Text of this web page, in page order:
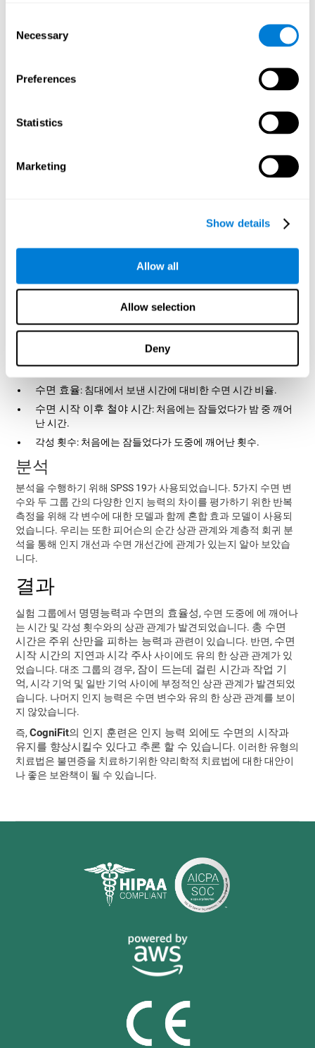
Selection
Necessary
Preferences
Statistics
Marketing
Show details
Allow all
Allow selection
Deny
노인 센터에서 공지 및 협의를 통해 참가자들과 연락을 취했습니
지 하는것에 대해 불평하는 노인들이었습니다. 또한, 적어도 6 개월
전부터 수면의 질이 좋지 않아야했습니다. MMSE (간이정신상태평
및 간단한 긴장감 설문지에서 60점 미만을 획득한 참가자들은 배
제되었습니다. 또한, 시각, 청각, 의학이나 신경 관련 질병, 알코올
및 중추 신경계에 영향을 미치는 약물을 복용하는 (수면을 위해 복
용하는 경우를 제외하고) 참가자들도 연구에서 배제되었습니다.
가자의 실행에 적응하지 않으며 어떤 종류의 피드백도 주지 않는 8
측정 변수
참여자의 손목에에 배치 된 장치를 사용하여 다음 사항들을 평가하
였습니다:
: 침대에 누울때부터 일어날때까지의 시간.
수면 효율: 침대에서 보낸 시간에 대비한 수면 시간 비율.
수면 시작 이후 철야 시간: 처음에는 잠들었다가 밤 중 깨어
난 시간.
각성 횟수: 처음에는 잠들었다가 도중에 깨어난 횟수.
분석
분석을 수행하기 위해 SPSS 19가 사용되었습니다. 5가지 수면 변
수와 두 그룹 간의 다양한 인지 능력의 차이를 평가하기 위한 반복
측정을 위해 각 변수에 대한 모델과 함께 혼합 효과 모델이 사용되
었습니다. 우리는 또한 피어슨의 순간 상관 관계와 계층적 회귀 분
석을 통해 인지 개선과 수면 개선간에 관계가 있는지 알아 보았습
니다.
결과
실험 그룹에서 명명능력과 수면의 효율성, 수면 도중에 에 깨어나
는 시간 및 각성 횟수와의 상관 관계가 발견되었습니다. 총 수면
시간은 주위 산만을 피하는 능력과 관련이 있습니다. 반면, 수면
시작 시간의 지연과시각 주사사이에도 유의 한 상관 관계가 있
었습니다. 대조 그룹의 경우, 잠이 드는데 걸린 시간과 작업 기
억, 시각 기억 및 일반 기억 사이에 부정적인 상관 관계가 발견되었
습니다. 나머지 인지 능력은 수면 변수와 유의 한 상관 관계를 보이
지 않았습니다.
즉,CogniFit의 인지 훈련은 인지 능력 외에도 수면의 시작과
유지를 향상시킬수 있다고 추론 할 수 있습니다. 이러한 유형의
치료법은 불면증을 치료하기위한 약리학적 치료법에 대한 대안이
나 좋은 보완책이 될 수 있습니다.